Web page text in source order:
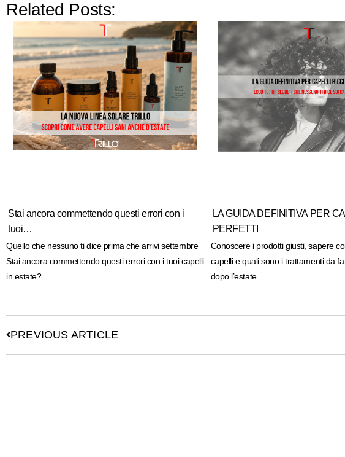
Related Posts:
Stai ancora commettendo questi errori con i
tuoi…
Quello che nessuno ti dice prima che arrivi settembre
Stai ancora commettendo questi errori con i tuoi capelli
in estate?…
LA GUIDA DEFINITIVA PER
PERFETTI
Conoscere i prodotti giusti, sapere
capelli e quali sono i trattamenti da
dopo l’estate…
PREVIOUS ARTICLE